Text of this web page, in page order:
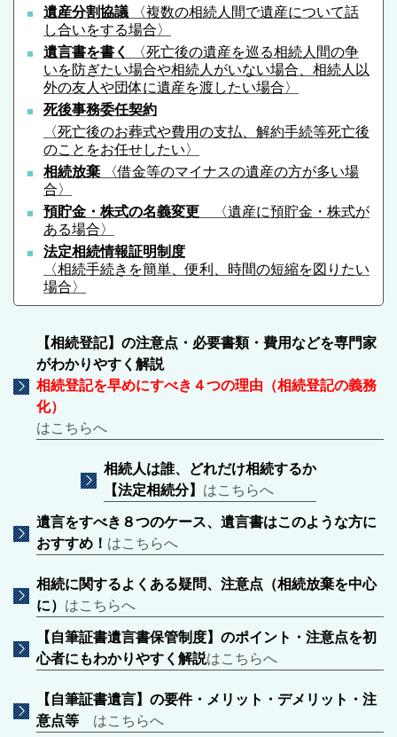
遺産分割協議 〈複数の相続人間で遺産について話
し合いをする場合〉
遺言書を書く
〈死亡後の遺産を巡る相続人間の争
いを防ぎたい場合や相続人がいない場合、相続人以
外の友人や団体に遺産を渡したい場合〉
死後事務委任契約
〈死亡後のお葬式や費用の支払、解約手続等死亡後
のことをお任せしたい〉
相続放棄
〈借金等のマイナスの遺産の方が多い場
合〉
預貯金・株式の名義変更 〈遺産に預貯金・株式が
ある場合〉
法定相続情報証明制度
〈相続手続きを簡単、便利、時間の短縮を図りたい
場合〉
【相続登記】の注意点・必要書類・費用などを専門家
がわかりやすく解説
相続登記を早めにすべき４つの理由（相続登記の義務
化）
はこちらへ
相続人は誰、どれだけ相続するか
【法定相続分】 はこちらへ
遺言をすべき８つのケース、遺言書はこのような方に
おすすめ！ はこちらへ
相続に関するよくある疑問、注意点（相続放棄を中心
に） はこちらへ
【自筆証書遺言書保管制度】のポイント・注意点を初
心者にもわかりやすく解説はこちらへ
【自筆証書遺言】の要件・メリット・デメリット・注
意点等 はこちらへ